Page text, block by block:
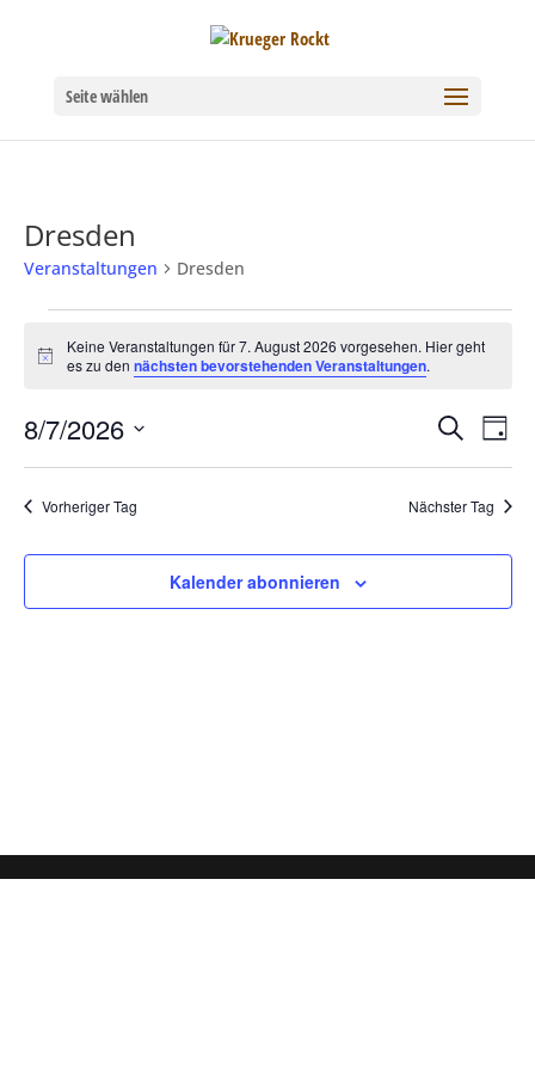
Seite wählen
Dresden
Veranstaltungen Dresden
Veranstaltungen
für
7.
August
2026
Hinweis
Keine Veranstaltungen für 7. August 2026 vorgesehen. Hier geht
es zu den nächsten bevorstehenden Veranstaltungen.
Suche
und
SucheTag
8/7/2026
Datum
Vorheriger Tag Nächster Tag
Kalender abonnieren